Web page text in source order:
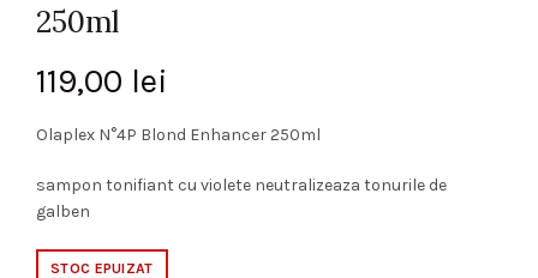
250ml
119,00 lei
Olaplex N°4P Blond Enhancer 250ml
sampon tonifiant cu violete neutralizeaza tonurile de
galben
STOC EPUIZAT